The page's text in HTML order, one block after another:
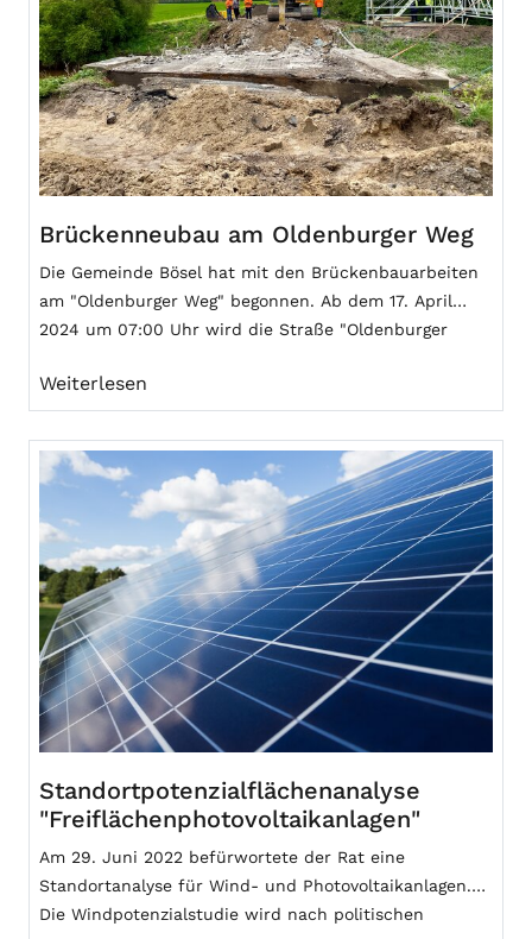
Brückenneubau am Oldenburger Weg
Die Gemeinde Bösel hat mit den Brückenbauarbeiten
am "Oldenburger Weg" begonnen. Ab dem 17. April
2024 um 07:00 Uhr wird die Straße "Oldenburger
"Aumühlen" für den Fahrzeug- und Radverkehr voll
gesperrt. Der Gehverkehr auf der Brücke wird
während der gesamten Bauzeit aufrechterhalten.
Weiterlesen
Standortpotenzialflächenanalyse
"Freiflächenphotovoltaikanlagen"
Am 29. Juni 2022 befürwortete der Rat eine
Standortanalyse für Wind- und Photovoltaikanlagen.
Die Windpotenzialstudie wird nach politischen